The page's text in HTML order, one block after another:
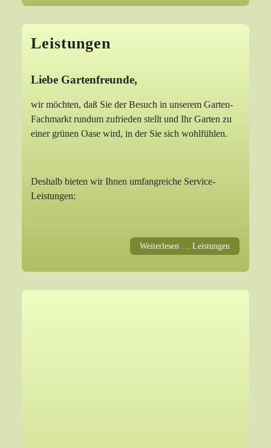
Leistungen
Liebe Gartenfreunde,
wir möchten, daß Sie der Besuch in unserem Garten-
Fachmarkt rundum zufrieden stellt und Ihr Garten zu
einer grünen Oase wird, in der Sie sich wohlfühlen.
Deshalb bieten wir Ihnen umfangreiche Service-
Leistungen:
Weiterlesen … Leistungen